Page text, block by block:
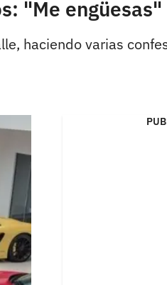
"Me engüesas"
haciendo varias